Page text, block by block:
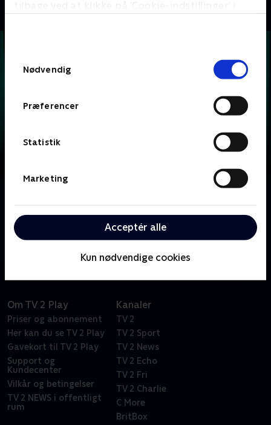
tilbage ved at klikke på ’Cookie-indstillinger’ i
Nødvendig
Præferencer
Statistik
Marketing
Acceptér alle
Kun nødvendige cookies
Lasse Rimmer er vært, når to hold kendte danskere
skal bluffe, gætte, købe og sælge sig igennem en
masse loppefund i håbet om at tjene flest penge.
Om TV 2 Play
Priser og abonnement
Her kan du se TV 2 Play
Gavekort til TV 2 Play
Support og
Kundecenter
Vilkår og betingelser
TV 2 NEWS i offentligt
rum
Kanaler
TV 2
TV 2 Sport
TV 2 News
TV 2 Echo
TV 2 Fri
TV 2 Charlie
C More
BritBox